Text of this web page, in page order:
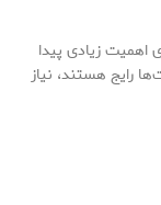
اهمیت زیادی پیدا
رایج هستند، نیاز